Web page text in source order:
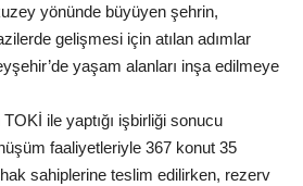
yönünde büyüyen şehrin,
gelişmesi için atılan adımlar
yaşam alanları inşa edilmeye
ile yaptığı işbirliği sonucu
faaliyetleriyle 367 konut 35
sahiplerine teslim edilirken, rezerv